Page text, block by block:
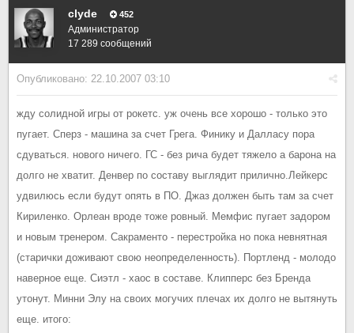
clyde 452
Администратор
17 289 сообщений
Опубликовано: 22.10.2007 03:10
жду солидной игры от рокетс. уж очень все хорошо - только это
пугает. Сперз - машина за счет Грега. Финику и Далласу пора
сдуваться. нового ничего. ГС - без рича будет тяжело а барона на
долго не хватит. Денвер по составу выглядит прилично.Лейкерс
удвилюсь если будут опять в ПО. Джаз должен быть там за счет
Кириленко. Орлеан вроде тоже ровный. Мемфис пугает задором
и новым тренером. Сакраменто - перестройка но пока невнятная
(старички доживают свою неопределенность). Портленд - молодо
наверное еще. Сиэтл - хаос в составе. Клипперс без Бренда
утонут. Минни Элу на своих могучих плечах их долго не вытянуть
еще. итого: